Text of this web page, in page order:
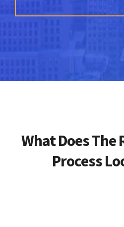
What Does
Process